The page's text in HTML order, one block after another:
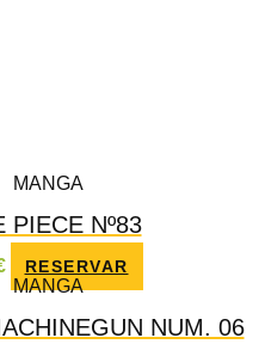
MANGA
PIECE Nº83
RESERVAR
MANGA
NUM. 06